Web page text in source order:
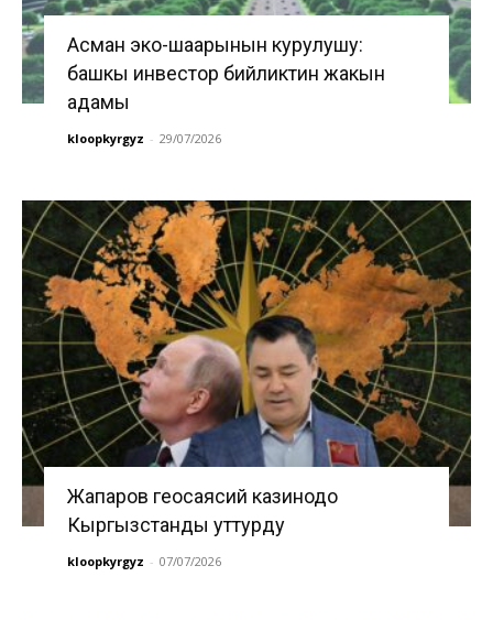
Асман эко-шаарынын курулушу:
башкы инвестор бийликтин жакын
адамы
kloopkyrgyz - 29/07/2026
Жапаров геосаясий казинодо
Кыргызстанды уттурду
kloopkyrgyz - 07/07/2026